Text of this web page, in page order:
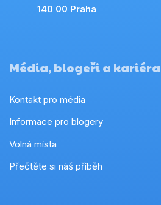
140 00 Praha
Média, blogeři a kariéra
Kontakt pro média
Informace pro blogery
Volná místa
Přečtěte si náš příběh